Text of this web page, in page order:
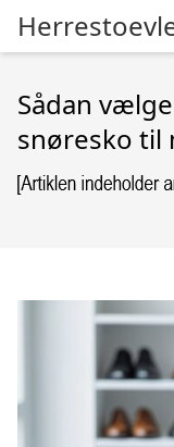
Sådan
snøresko til